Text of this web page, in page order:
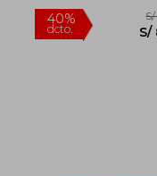
Nuevo